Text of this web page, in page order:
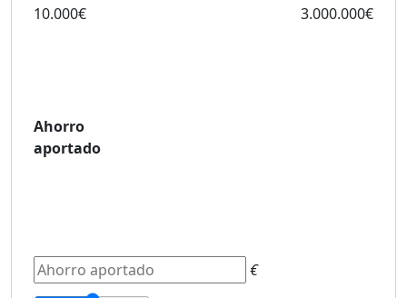
10.000€ 3.000.000€
Ahorro
aportado
€